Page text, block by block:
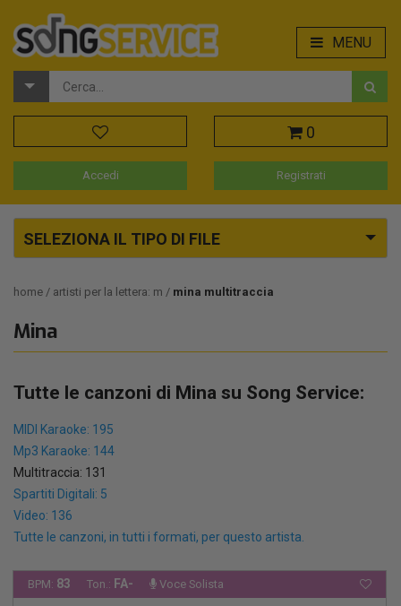
MENU
0
Accedi Registrati
SELEZIONA IL TIPO DI FILE
home artisti per la lettera: m mina multitraccia
Mina
Tutte le canzoni di Mina su Song Service:
MIDI Karaoke: 195
Mp3 Karaoke: 144
Multitraccia: 131
Spartiti Digitali: 5
Video: 136
Tutte le canzoni, in tutti i formati, per questo artista.
BPM: 83 Ton.: FA- Voce Solista